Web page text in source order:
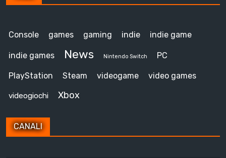
Console games gaming indie indie game
indie games News Nintendo Switch PC
PlayStation Steam videogame video games
videogiochi Xbox
CANALI